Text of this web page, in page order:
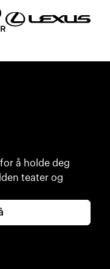
å holde deg
teater og